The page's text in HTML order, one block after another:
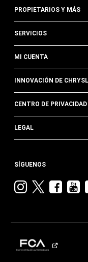
PROPIETARIOS Y MÁS
SERVICIOS
MI CUENTA
INNOVACIÓN DE
CENTRO DE PRIVACIDAD
LEGAL
SÍGUENOS
VisitarVisitar